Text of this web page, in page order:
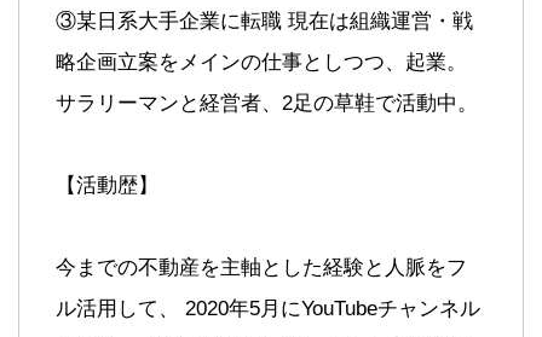
③某日系大手企業に転職 現在は組織運営・戦
略企画立案をメインの仕事としつつ、起業。
サラリーマンと経営者、2足の草鞋で活動中。
【活動歴】
今までの不動産を主軸とした経験と人脈をフ
ル活用して、 2020年5月にYouTubeチャンネル